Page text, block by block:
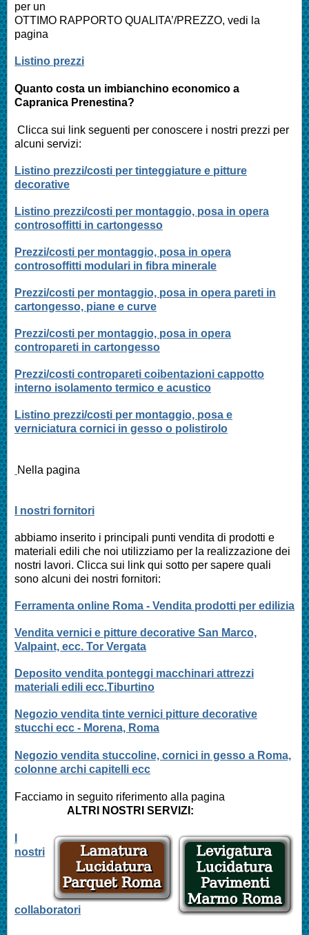
per un
OTTIMO RAPPORTO QUALITA’/PREZZO, vedi la
pagina
Listino prezzi
Quanto costa un imbianchino economico a
Capranica Prenestina?
Clicca sui link seguenti per conoscere i nostri prezzi per
alcuni servizi:
Listino prezzi/costi per tinteggiature e pitture
decorative
Listino prezzi/costi per montaggio, posa in opera
controsoffitti in cartongesso
Prezzi/costi per montaggio, posa in opera
controsoffitti modulari in fibra minerale
Prezzi/costi per montaggio, posa in opera pareti in
cartongesso, piane e curve
Prezzi/costi per montaggio, posa in opera
contropareti in cartongesso
Prezzi/costi contropareti coibentazioni cappotto
interno isolamento termico e acustico
Listino prezzi/costi per montaggio, posa e
verniciatura cornici in gesso o polistirolo
Nella pagina
I nostri fornitori
abbiamo inserito i principali punti vendita di prodotti e
materiali edili che noi utilizziamo per la realizzazione dei
nostri lavori. Clicca sui link qui sotto per sapere quali
sono alcuni dei nostri fornitori:
Ferramenta online Roma - Vendita prodotti per edilizia
Vendita vernici e pitture decorative San Marco,
Valpaint, ecc. Tor Vergata
Deposito vendita ponteggi macchinari attrezzi
materiali edili ecc.Tiburtino
Negozio vendita tinte vernici pitture decorative
stucchi ecc - Morena, Roma
Negozio vendita stuccoline, cornici in gesso a Roma,
colonne archi capitelli ecc
Facciamo in seguito riferimento alla pagina
ALTRI NOSTRI SERVIZI:
nostri
collaboratori